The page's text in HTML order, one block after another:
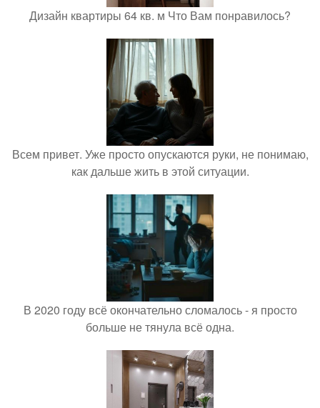
Дизайн квартиры 64 кв. м Что Вам понравилось?
Всем привет. Уже просто опускаются руки, не понимаю,
как дальше жить в этой ситуации.
В 2020 году всё окончательно сломалось - я просто
больше не тянула всё одна.